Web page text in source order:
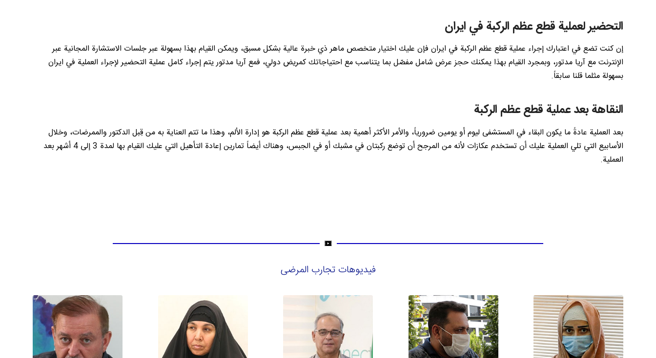
التحضير لعملية قطع عظم الركبة في ايران
إن كنت تضع في اعتبارك إجراء عملية قطع عظم الركبة في ايران فإن عليك اختيار متخصص ماهر ذي خبرة عالية بشكل مسبق، ويمكن القيام بهذا بسهولة عبر جلسات الاستشارة المجانية عبر
الإنترنت مع آريا مدتور، وبمجرد القيام بهذا يمكنك حجز عرض شامل مفصّل بما يتناسب مع احتياجاتك كمريض دولي، فمع آريا مدتور يتم إجراء كامل عملية التحضير لإجراء العملية في ايران
بسهولة مثلما قلنا سابقاً.
النقاهة بعد عملية قطع عظم الركبة
بعد العملية عادةً ما يكون البقاء في المستشفى ليوم أو يومين ضرورياً، والأمر الأكثر أهمية بعد عملية قطع عظم الركبة هو إدارة الألم، وهذا ما تتم العناية به من قِبل الدكتور والممرضات، وخلال
الأسابيع التي تلي العملية عليك أن تستخدم عكازات لأنه من المرجح أن توضع ركبتان في مشبك أو في الجبس، وهناك أيضاً تمارين إعادة التأهيل التي عليك القيام بها لمدة 3 إلى 4 أشهر بعد
العملية.
فيديوهات تجارب المرضى